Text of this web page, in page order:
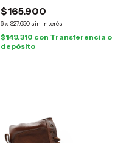
$165.900
6x $27.650 sin interés
$149.310 con Transferencia o
depósito